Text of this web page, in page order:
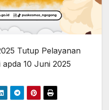
Tutup Pelayanan
10 Juni 2025